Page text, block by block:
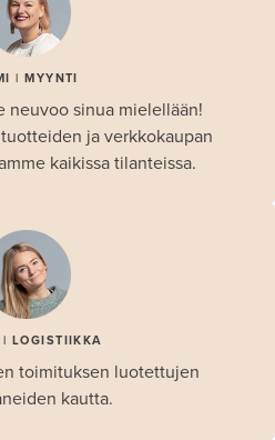
| MYYNTI
neuvoo sinua mielellään!
ja verkkokaupan
kaikissa tilanteissa.
LOGISTIIKKA
toimituksen luotettujen
kautta.